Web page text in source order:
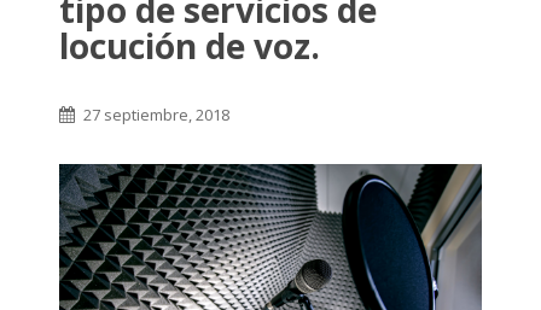
tipo de servicios de
locución de voz.
27 septiembre, 2018